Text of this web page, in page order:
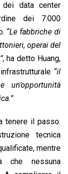
data center
dei 7.000
“Le fabbriche di
operai del
ha detto Huang,
“il
tenere il passo.
tecnica
mentre
che nessuna